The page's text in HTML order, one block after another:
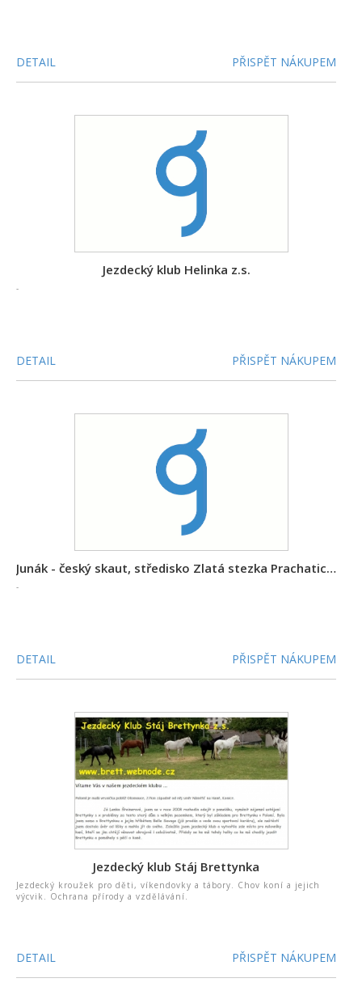
DETAIL PŘISPĚT NÁKUPEM
Jezdecký klub Helinka z.s.
-
DETAIL PŘISPĚT NÁKUPEM
Junák - český skaut, středisko Zlatá stezka Prachatice, z. s.
-
DETAIL PŘISPĚT NÁKUPEM
Jezdecký klub Stáj Brettynka
Jezdecký kroužek pro děti, víkendovky a tábory. Chov koní a jejich
výcvik. Ochrana přírody a vzdělávání.
DETAIL PŘISPĚT NÁKUPEM